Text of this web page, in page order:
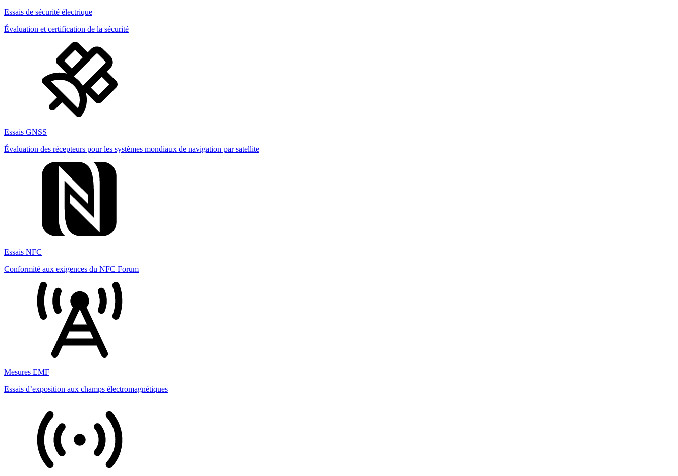
Essais de sécurité électrique
Évaluation et certification de la sécurité
Essais GNSS
Évaluation des récepteurs pour les systèmes mondiaux de navigation par satellite
Essais NFC
Conformité aux exigences du NFC Forum
Mesures EMF
Essais d’exposition aux champs électromagnétiques